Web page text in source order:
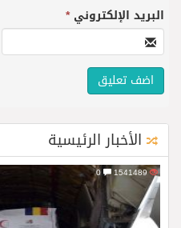
البريد الإلكتروني*
الأخبار الرئيسية
1541489